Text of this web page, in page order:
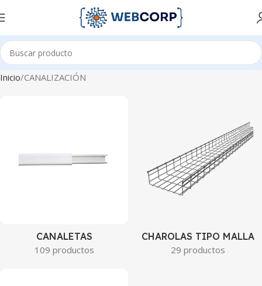
Inicio CANALIZACIÓN
CANALETAS
109 productos
CHAROLAS TIPO MALLA
29 productos